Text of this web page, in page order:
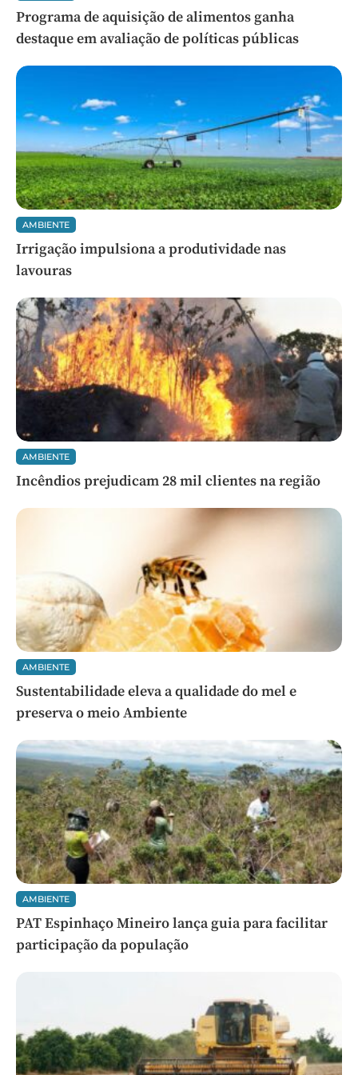
Programa de aquisição de alimentos ganha
destaque em avaliação de políticas públicas
AMBIENTE
Irrigação impulsiona a produtividade nas
lavouras
AMBIENTE
Incêndios prejudicam 28 mil clientes na região
AMBIENTE
Sustentabilidade eleva a qualidade do mel e
preserva o meio Ambiente
AMBIENTE
PAT Espinhaço Mineiro lança guia para facilitar
participação da população